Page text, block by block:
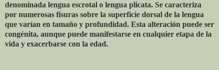
denominada lengua escrotal o lengua plicata. Se caracteriza
por numerosas fisuras sobre la superficie dorsal de la lengua
que varían en tamaño y profundidad. Esta alteración puede ser
congénita, aunque puede manifestarse en cualquier etapa de la
vida y exacerbarse con la edad.